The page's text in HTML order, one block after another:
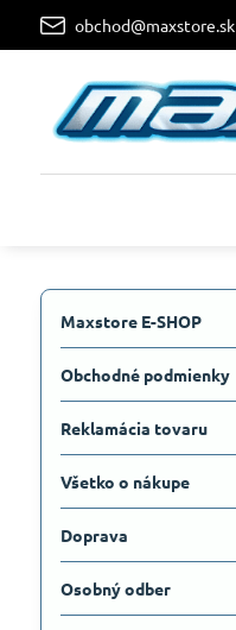
obchod@maxstore.sk
Maxstore E-SHOP
Obchodné podmienky
Reklamácia tovaru
Všetko o nákupe
Doprava
Osobný odber